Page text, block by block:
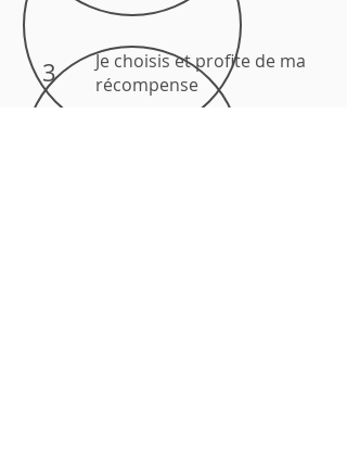
3
Je choisis et profite de ma
récompense